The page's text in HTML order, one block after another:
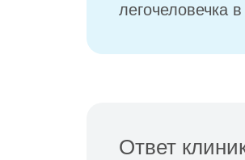
легочеловечка
Ответ